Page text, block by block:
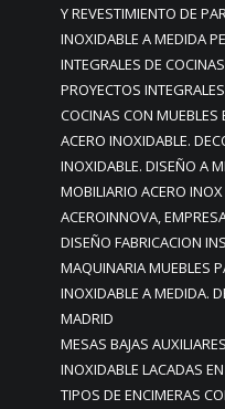
Y REVESTIMIENTO DE
INOXIDABLE A MEDIDA
INTEGRALES DE
PROYECTOS
COCINAS CON MUEBLES
ACERO INOXIDABLE.
INOXIDABLE. DISEÑO A
MOBILIARIO ACERO
ACEROINNOVA,
DISEÑO FABRICACION
MAQUINARIA MUEBLES
INOXIDABLE A MEDIDA.
MADRID
MESAS BAJAS
INOXIDABLE LACADAS
TIPOS DE ENCIMERAS